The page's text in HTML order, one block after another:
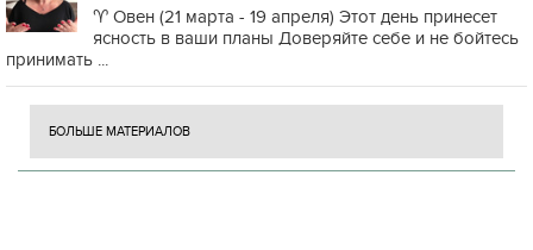
♈️ Овен (21 марта - 19 апреля) Этот день принесет
ясность в ваши планы Доверяйте себе и не бойтесь
принимать ...
БОЛЬШЕ МАТЕРИАЛОВ